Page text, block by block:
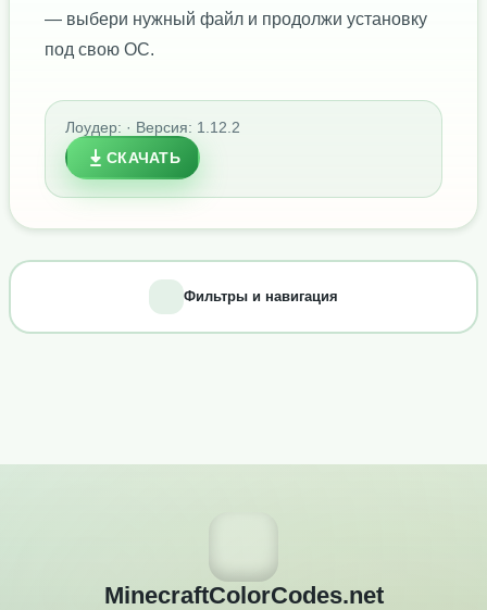
— выбери нужный файл и продолжи установку
под свою ОС.
Лоудер: · Версия: 1.12.2
СКАЧАТЬ
Фильтры и навигация
MinecraftColorCodes.net